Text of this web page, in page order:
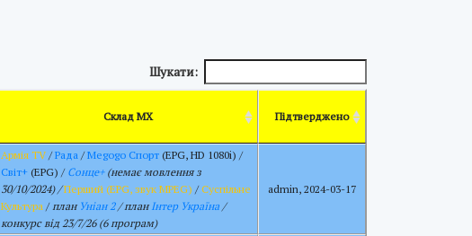
Шукати:
Склад МХ Підтверджено
Армія TV /Рада /Megogo Спорт (EPG, HD 1080i) /
Світ+ (EPG) / Сонце+(немає мовлення з
30/10/2024) /Перший (EPG, звук MPEG) /Суспільне
Культура /план Уніан 2/ планІнтер Україна /
конкурс від 23/7/26 (6 програм)
admin, 2024-03-17